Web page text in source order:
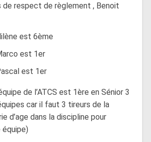
de respect de règlement , Benoit
est 6ème
est 1er
est 1er
de l’ATCS est 1ère en Sénior 3
car il faut 3 tireurs de la
d’age dans la discipline pour